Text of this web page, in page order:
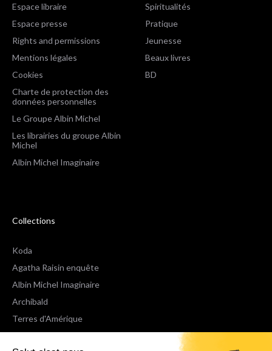
Espace libraire
Espace presse
Rights and permissions
Mentions légales
Cookies
Charte de protection des
données personnelles
Le Groupe Albin Michel
Les librairies du groupe Albin
Michel
Albin Michel Imaginaire
Spiritualités
Pratique
Jeunesse
Beaux livres
BD
Collections
Koda
Agatha Raisin enquête
Albin Michel Imaginaire
Archibald
Terres d'Amérique
Espaces Libres Poche